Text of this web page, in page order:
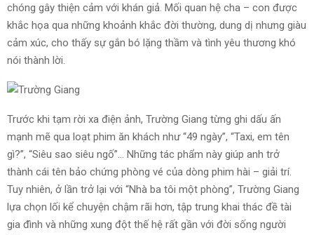
chóng gây thiện cảm với khán giả. Mối quan hệ cha – con được
khắc họa qua những khoảnh khắc đời thường, dung dị nhưng giàu
cảm xúc, cho thấy sự gắn bó lặng thầm và tình yêu thương khó
nói thành lời.
Trước khi tạm rời xa điện ảnh, Trường Giang từng ghi dấu ấn
mạnh mẽ qua loạt phim ăn khách như “49 ngày”, “Taxi, em tên
gì?”, “Siêu sao siêu ngố”… Những tác phẩm này giúp anh trở
thành cái tên bảo chứng phòng vé của dòng phim hài – giải trí.
Tuy nhiên, ở lần trở lại với “Nhà ba tôi một phòng”, Trường Giang
lựa chọn lối kể chuyện chậm rãi hơn, tập trung khai thác đề tài
gia đình và những xung đột thế hệ rất gần với đời sống người